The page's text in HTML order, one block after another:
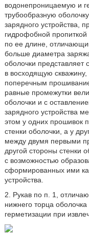
водонепроницаемую и
трубообразную
зарядного устройства,
гидрофобной
по ее длине,
больше диаметра
оболочки представляет
в восходящую
поперечным
равные промежутки
оболочки и с
зарядного устройства
этом у одних прошивок
стенки оболочки, а у
между двумя первыми
другой стороны стенки
с возможностью
сформированных ими
устройства.
2. Рукав по п. 1,
нижнего торца
герметизации при